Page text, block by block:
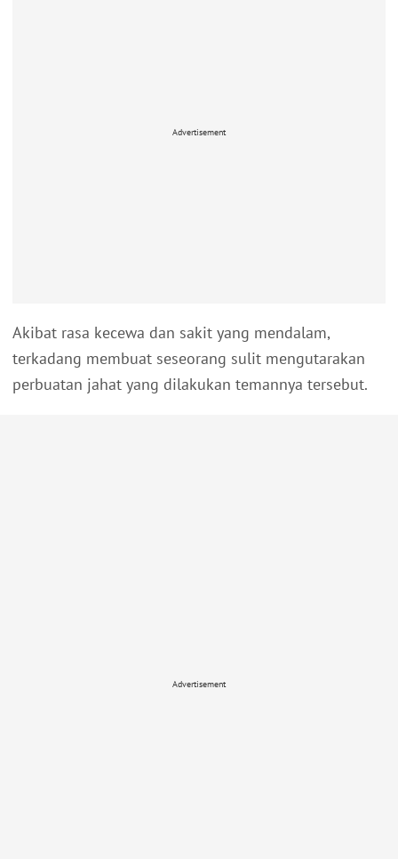
Advertisement
Akibat rasa kecewa dan sakit yang mendalam,
terkadang membuat seseorang sulit mengutarakan
perbuatan jahat yang dilakukan temannya tersebut.
Advertisement